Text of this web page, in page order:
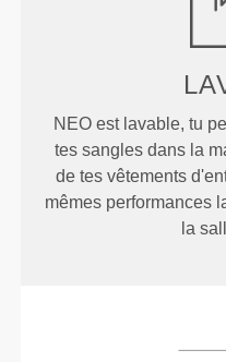
NEO est lavable, tu
tes sangles dans la
de tes vêtements
mêmes performances
la